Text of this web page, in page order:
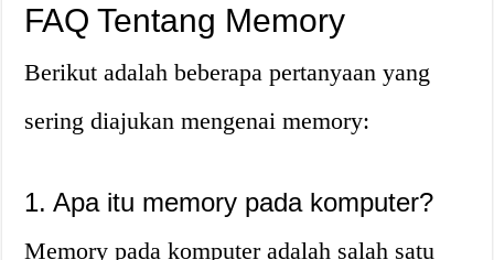
FAQ Tentang Memory
Berikut adalah beberapa pertanyaan yang
sering diajukan mengenai memory:
1. Apa itu memory pada komputer?
Memory pada komputer adalah salah satu